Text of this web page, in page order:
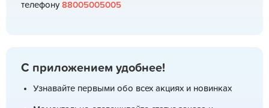
телефону 88005005005
С приложением удобнее!
Узнавайте первыми обо всех акциях и новинках